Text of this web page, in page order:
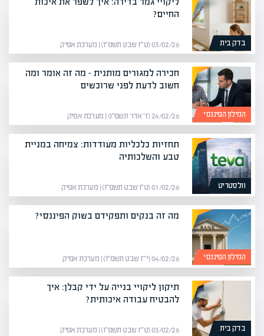
בדק בית
החיים?
03/02/26 (ט״ז שבט תשפ״ו) | מערכת אפיק
המילון הפיננסי
חכירה למגורים מותנית – מה זה אומר ומה
חשוב לדעת לפני שרוכשים
24/02/26 (ז׳ אדר תשפ״ו) | מערכת אפיק
וולסטריט
תחזיות כלכליות מעודדות: צמיחה במניית
טבע והשלכותיה
01/02/26 (ט״ו שבט תשפ״ו) | מערכת אפיק
המילון הפיננסי
מה זה בנקים ותפקידם בשוק הפיננסי?
04/02/26 (י״ז שבט תשפ״ו) | מערכת אפיק
בדק בית
תיקון ליקויי בנייה על ידי קבלן: איך
להבטיח עבודה איכותית?
03/02/26 (ט״ז שבט תשפ״ו) | מערכת אפיק